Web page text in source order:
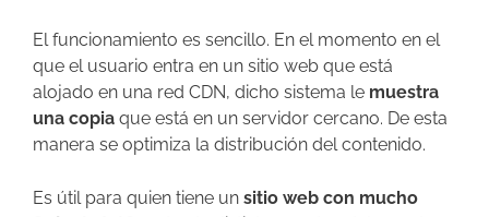
El funcionamiento es sencillo. En el momento en el
que el usuario entra en un sitio web que está
alojado en una red CDN, dicho sistema le muestra
una copia que está en un servidor cercano. De esta
manera se optimiza la distribución del contenido.
Es útil para quien tiene un sitio web con mucho